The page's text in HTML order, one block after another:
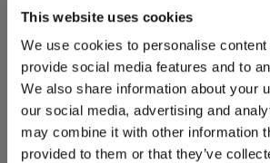
This website uses cookies
We use cookies to personalise
provide social media features and to
We also share information about your
our social media, advertising and
may combine it with other information
provided to them or that they’ve